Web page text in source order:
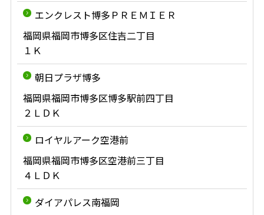
エンクレスト博多ＰＲＥＭＩＥＲ
福岡県福岡市博多区住吉二丁目
１Ｋ
朝日プラザ博多
福岡県福岡市博多区博多駅前四丁目
２ＬＤＫ
ロイヤルアーク空港前
福岡県福岡市博多区空港前三丁目
４ＬＤＫ
ダイアパレス南福岡